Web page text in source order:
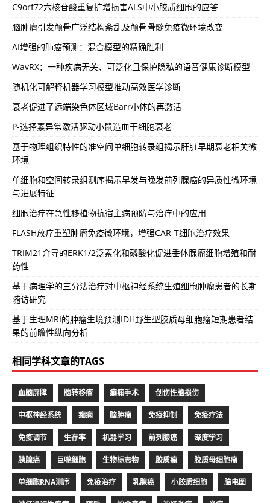
C9orf72六核苷酸重复扩增损害ALS中小胶质细胞的应答
脑肿瘤引发颅骨广泛结构紊乱及颅骨骨髓免疫微环境改变
AI增强的肺癌预测：混合模型的精确胜利
WavRX：一种疾病无关、可泛化且保护隐私的语音健康诊断模型
随机化可解释机器学习模型推动高效医学诊断
衰老促进了远端染色体区域Barr小体的再激活
P-选择素异常激活驱动小鼠造血干细胞衰老
基于物理组织特性的准空间单细胞转录组揭示肝脏早期衰老相关微
环境
单细胞和空间转录组测序揭示早发与晚发前列腺癌的异质性微环境
与进展特征
细胞治疗在急性移植物抗宿主病预防与治疗中的应用
FLASH放疗重塑肿瘤免疫微环境，增强CAR-T细胞治疗效果
TRIM21介导的ERK1/2泛素化和磷酸化促进垂体腺瘤细胞增殖和耐
药性
基于病理学的三分法治疗对中枢神经系统生殖细胞肿瘤患者的长期
随访研究
基于生理MRI的肿瘤生境预测IDH野生型胶质母细胞瘤短期患者结
果的前瞻性纵向分析
相同学科文章的TAGS
血脑屏障 脑转移瘤 癫痫手术 创伤性脑损伤
中枢神经系统 癫痫 脑肿瘤 免疫抑制 免疫疗法
免疫调节 生存率 机器学习 前列腺癌 深度学习
胰腺癌 巨噬细胞 生物标志物 胶质瘤 胶质母细胞瘤
单细胞RNA测序 免疫治疗 乳腺癌 小胶质细胞 脑电图